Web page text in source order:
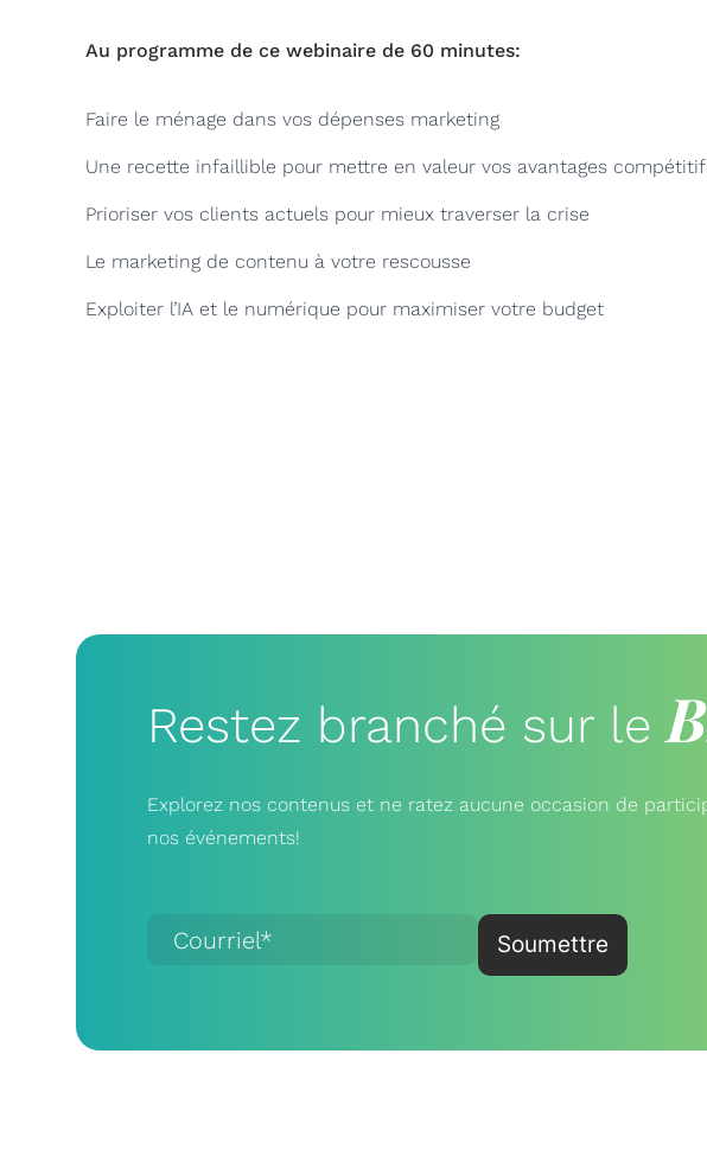
Au programme de ce webinaire de 60 minutes:
Faire le ménage dans vos dépenses marketing
Une recette infaillible pour mettre en valeur vos avantages
Prioriser vos clients actuels pour mieux traverser la crise
Le marketing de contenu à votre rescousse
Exploiter l’IA et le numérique pour maximiser votre budget
Restez branché sur le
Explorez nos contenus et ne ratez aucune occasion de
nos événements!